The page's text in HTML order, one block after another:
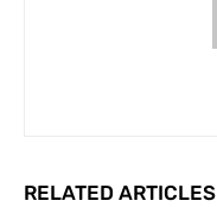
RELATED ARTICLES